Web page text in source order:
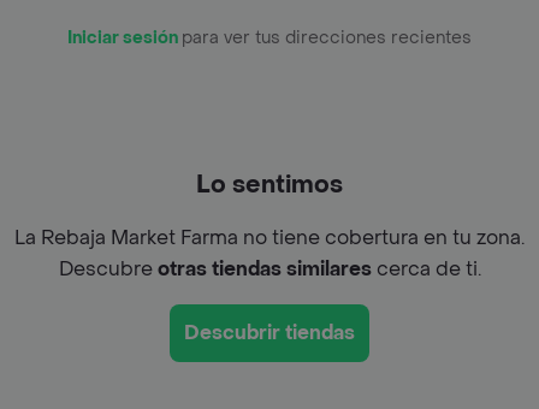
Iniciar sesión para ver tus direcciones recientes
Lo sentimos
La Rebaja Market Farma no tiene cobertura en tu zona.
Descubreotras tiendas similarescerca de ti.
Descubrir tiendas